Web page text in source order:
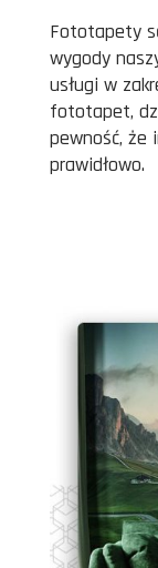
Fototapety
wygody
usługi w
fototapet,
pewność, że
prawidłowo.